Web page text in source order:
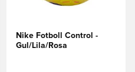
Nike Fotboll Control -
Gul/Lila/Rosa